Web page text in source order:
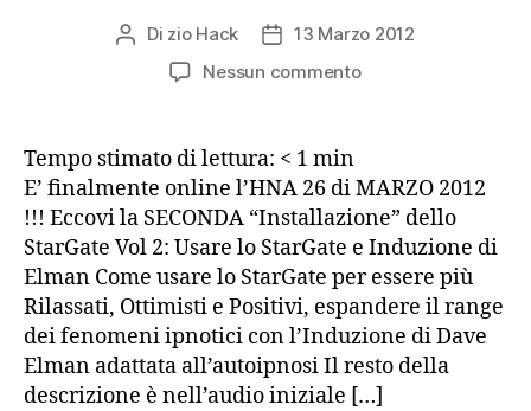
Autore
articolo
Di zio Hack
Data13 Marzo 2012
Nessun commentosu
SG2
Il
Secondo
Capitolo
dello
StarGate
Tempo stimato di lettura: < 1 min
E’ finalmente online l’HNA 26 di MARZO 2012
!!! Eccovi la SECONDA “Installazione” dello
StarGate Vol 2: Usare lo StarGate e Induzione di
Elman Come usare lo StarGate per essere più
Rilassati, Ottimisti e Positivi, espandere il range
dei fenomeni ipnotici con l’Induzione di Dave
Elman adattata all’autoipnosi Il resto della
descrizione è nell’audio iniziale […]